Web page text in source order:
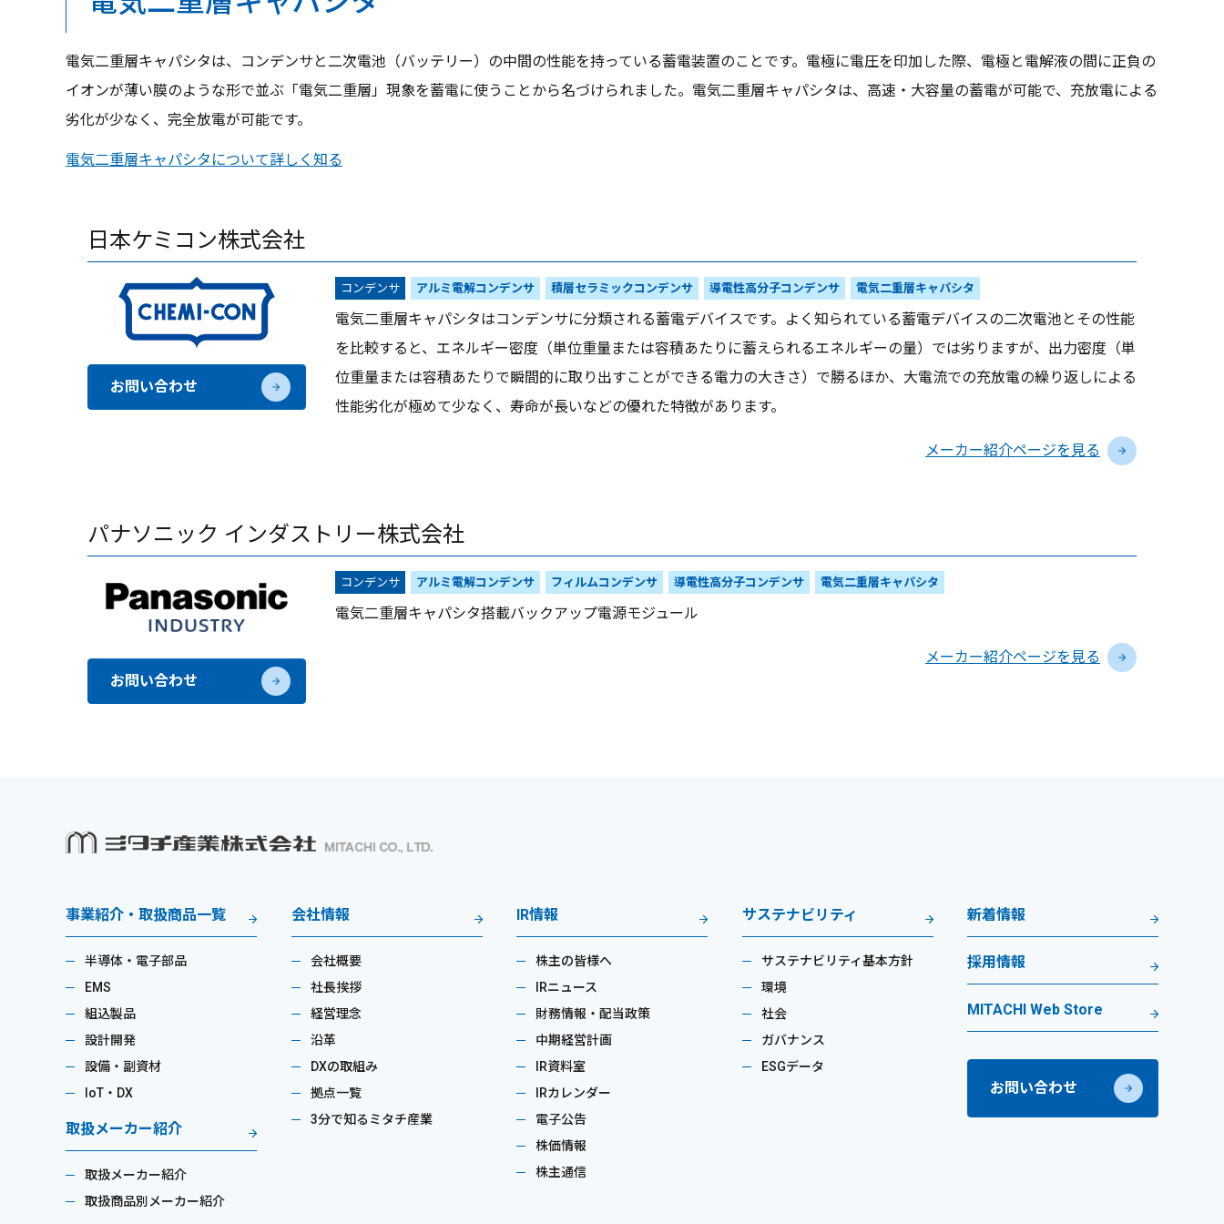
電気二重層キャパシタは、コンデンサと二次電池（バッテリー）の中間の性能を持っている蓄電装置のことです。電極に電圧を印加した際、電極と電解液の間に正負の
イオンが薄い膜のような形で並ぶ「電気二重層」現象を蓄電に使うことから名づけられました。電気二重層キャパシタは、高速・大容量の蓄電が可能で、充放電による
劣化が少なく、完全放電が可能です。
電気二重層キャパシタについて詳しく知る
日本ケミコン株式会社
お問い合わせ
コンデンサ アルミ電解コンデンサ 積層セラミックコンデンサ 導電性高分子コンデンサ 電気二重層キャパシタ
電気二重層キャパシタはコンデンサに分類される蓄電デバイスです。よく知られている蓄電デバイスの二次電池とその性能
を比較すると、エネルギー密度（単位重量または容積あたりに蓄えられるエネルギーの量）では劣りますが、出力密度（単
位重量または容積あたりで瞬間的に取り出すことができる電力の大きさ）で勝るほか、大電流での充放電の繰り返しによる
性能劣化が極めて少なく、寿命が長いなどの優れた特徴があります。
メーカー紹介ページを見る
パナソニック インダストリー株式会社
お問い合わせ
コンデンサ アルミ電解コンデンサ フィルムコンデンサ 導電性高分子コンデンサ 電気二重層キャパシタ
電気二重層キャパシタ搭載バックアップ電源モジュール
メーカー紹介ページを見る
事業紹介・取扱商品一覧
半導体・電子部品
EMS
組込製品
設計開発
設備・副資材
IoT・DX
取扱メーカー紹介
取扱メーカー紹介
取扱商品別メーカー紹介
会社情報
会社概要
社長挨拶
経営理念
沿革
DXの取組み
拠点一覧
3分で知るミタチ産業
IR情報
株主の皆様へ
IRニュース
財務情報・配当政策
中期経営計画
IR資料室
IRカレンダー
電子公告
株価情報
株主通信
サステナビリティ
サステナビリティ基本方針
環境
社会
ガバナンス
ESGデータ
新着情報
採用情報
MITACHI Web Store
お問い合わせ